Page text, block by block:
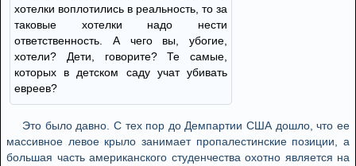
хотелки воплотились в реальность, то за
таковые хотелки надо нести
ответственность. А чего вы, убогие,
хотели? Дети, говорите? Те самые,
которых в детском саду учат убивать
евреев?
Это было давно. С тех пор до Демпартии США дошло, что ее
массивное левое крыло занимает пропалестинские позиции, а
большая часть американского студенчества охотно является на